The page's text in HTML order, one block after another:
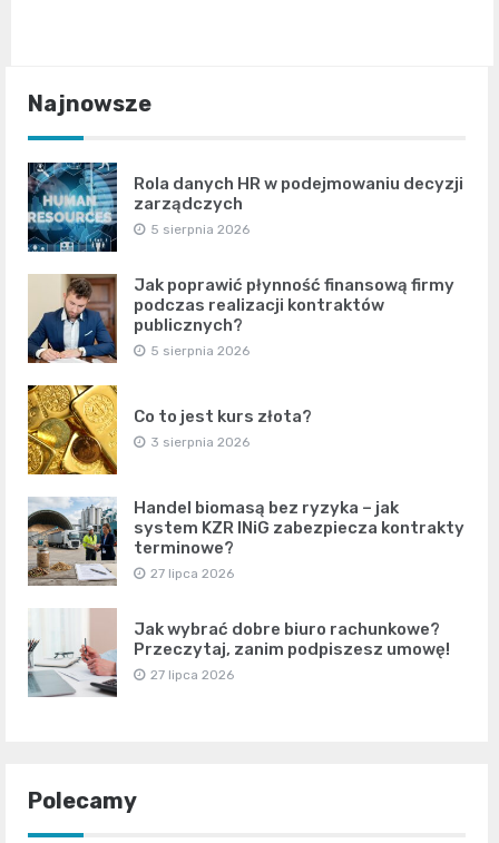
Najnowsze
Rola danych HR w podejmowaniu decyzji
zarządczych
5 sierpnia 2026
Jak poprawić płynność finansową firmy
podczas realizacji kontraktów
publicznych?
5 sierpnia 2026
Co to jest kurs złota?
3 sierpnia 2026
Handel biomasą bez ryzyka – jak
system KZR INiG zabezpiecza kontrakty
terminowe?
27 lipca 2026
Jak wybrać dobre biuro rachunkowe?
Przeczytaj, zanim podpiszesz umowę!
27 lipca 2026
Polecamy